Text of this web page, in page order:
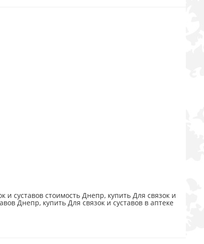
и суставов стоимость Днепр, купить Для связок и
Днепр, купить Для связок и суставов в аптеке